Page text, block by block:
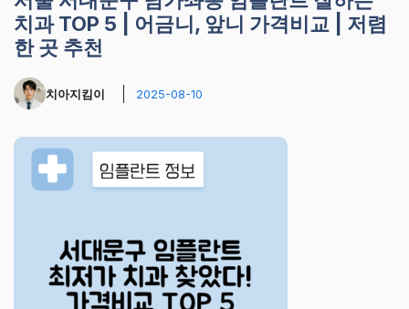
치과 TOP 5 | 어금니, 앞니 가격비교 | 저렴
한 곳 추천
치아지킴이 2025-08-10